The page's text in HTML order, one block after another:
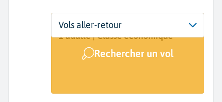
Départ
Luxembourg (LUX)
Dates
Dates de votre voyage
Voyageurs | Classe
1 adulte | Classe économique
Rechercher un vol
Vols aller-retour